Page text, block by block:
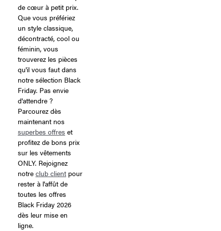
de cœur à petit prix.
Que vous préfériez
un style classique,
décontracté, cool ou
féminin, vous
trouverez les pièces
qu'il vous faut dans
notre sélection Black
Friday. Pas envie
d'attendre ?
Parcourez dès
maintenant nos
superbes offres et
profitez de bons prix
sur les vêtements
ONLY. Rejoignez
notre club clientpour
rester à l'affût de
toutes les offres
Black Friday 2026
dès leur mise en
ligne.